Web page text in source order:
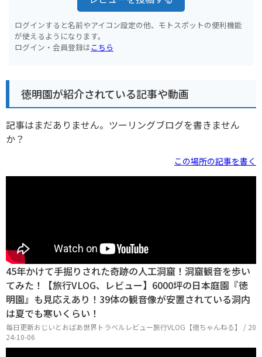
ログインすると名前やアイコン設定の他、モトスポットの便利機能
が使えるようになります。
ログイン・会員登録はこちら
徳明園が紹介されている記事や動画
記事はまだありません。ツーリングブログを書きません
か？
この場所の記事を書く
45年かけて手掘りされた奇跡の人工洞窟！洞窟観音を歩い
てみた！【旅行VLOG、レビュー】6000坪の日本庭園『徳
明園』も見応えあり！39体の観音像が安置されている洞内
は夏でも寒いくらい！
毎日更新おじいとおばあ世界トラベルレビュー旅行VLOG【徳ちゃんねる】 / 20
24-10-06